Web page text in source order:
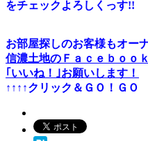
をチェックよろしくっす!!
お部屋探しのお客様もオー
信濃土地のＦａｃｅｂｏｏ
｢いいね！｣お願いします！
↑↑↑↑クリック＆ＧＯ！ＧＯ